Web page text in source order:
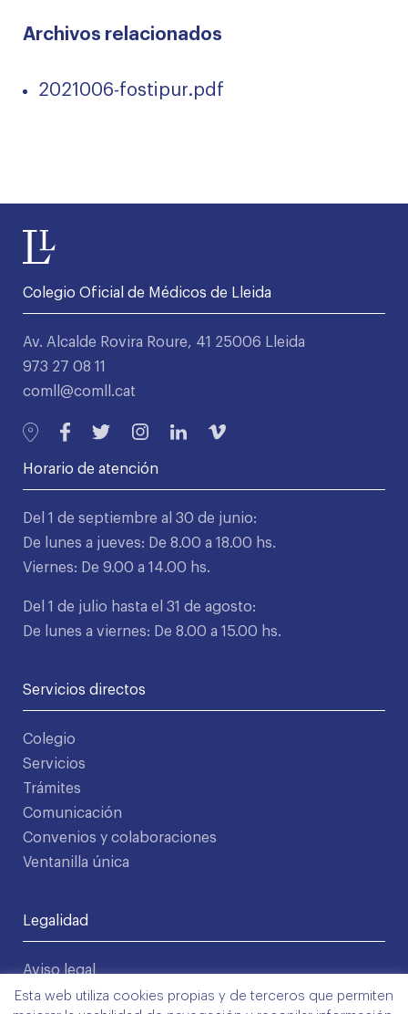
Archivos relacionados
2021006-fostipur.pdf
Colegio Oficial de Médicos de Lleida
Av. Alcalde Rovira Roure, 41 25006 Lleida
973 27 08 11
comll@comll.cat
Horario de atención
Del 1 de septiembre al 30 de junio:
De lunes a jueves: De 8.00 a 18.00 hs.
Viernes: De 9.00 a 14.00 hs.
Del 1 de julio hasta el 31 de agosto:
De lunes a viernes: De 8.00 a 15.00 hs.
Servicios directos
Colegio
Servicios
Trámites
Comunicación
Convenios y colaboraciones
Ventanilla única
Legalidad
Aviso legal
Política de privacidad
Esta web utiliza cookies propias y de terceros que permiten